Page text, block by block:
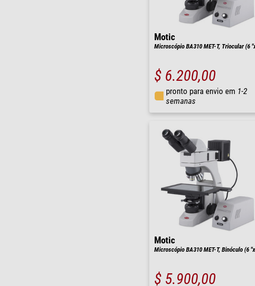
Motic
Microscópio BA310 MET-T, Triocular (6
$ 6.200,00
pronto para envio em 1-2
semanas
Motic
Microscópio BA310 MET-T, Binóculo (6
$ 5.900,00